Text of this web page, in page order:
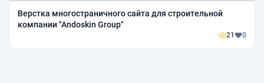
Верстка многостраничного сайта для строительной
компании "Andoskin Group"
21 0